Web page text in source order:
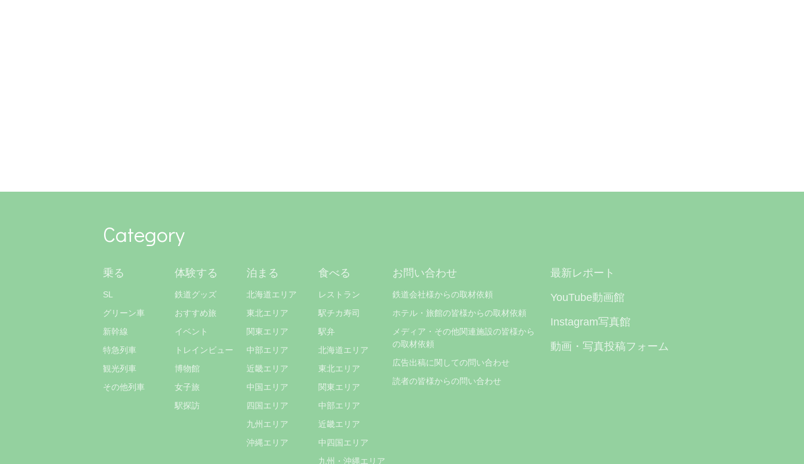
Category
乗る
SL
グリーン車
新幹線
特急列車
観光列車
その他列車
体験する
鉄道グッズ
おすすめ旅
イベント
トレインビュー
博物館
女子旅
駅探訪
泊まる
北海道エリア
東北エリア
関東エリア
中部エリア
近畿エリア
中国エリア
四国エリア
九州エリア
沖縄エリア
食べる
レストラン
駅チカ寿司
駅弁
北海道エリア
東北エリア
関東エリア
中部エリア
近畿エリア
中四国エリア
九州・沖縄エリア
お問い合わせ
鉄道会社様からの取材依頼
ホテル・旅館の皆様からの取材依頼
メディア・その他関連施設の皆様から
の取材依頼
広告出稿に関しての問い合わせ
読者の皆様からの問い合わせ
最新レポート
YouTube動画館
Instagram写真館
動画・写真投稿フォーム